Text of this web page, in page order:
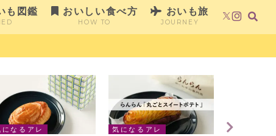
も図鑑 おいしい食べ方
HOW TO
おいも旅
JOURNEY
になるアレ 気になるアレ 気になるア